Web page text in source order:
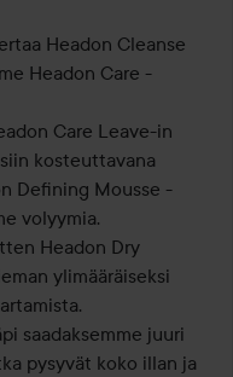
Headon Cleanse
Headon Care -
Care Leave-in
kosteuttavana
Defining Mousse -
volyymia.
Headon Dry
ylimääräiseksi
saadaksemme juuri
pysyvät koko illan ja